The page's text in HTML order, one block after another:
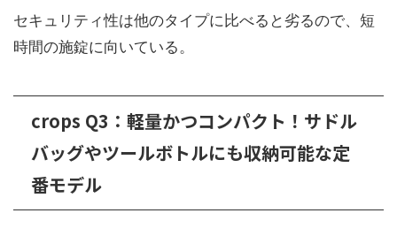
セキュリティ性は他のタイプに比べると劣るので、短
時間の施錠に向いている。
crops Q3：軽量かつコンパクト！サドル
バッグやツールボトルにも収納可能な定
番モデル